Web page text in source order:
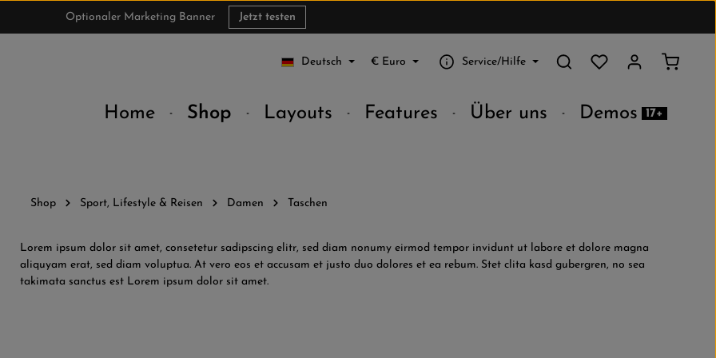
Optionaler Marketing Banner Jetzt testen
Deutsch € Euro Service/Hilfe
Du hast 0 Produkte
Home Shop Layouts Features Über uns Demos 17+
Shop Sport, Lifestyle & Reisen Damen Taschen
Lorem ipsum dolor sit amet, consetetur sadipscing elitr, sed diam nonumy eirmod tempor invidunt ut labore et dolore magna
aliquyam erat, sed diam voluptua. At vero eos et accusam et justo duo dolores et ea rebum. Stet clita kasd gubergren, no sea
takimata sanctus est Lorem ipsum dolor sit amet.